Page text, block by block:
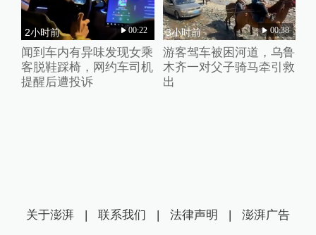
2小时前 00:22
闻到车内有异味发现女乘
客脱鞋踩椅，网约车司机
提醒后遭投诉
3小时前 00:38
游客驾车被困河道，乌鲁
木齐一对父子骑马牵引救
出
关于澎湃 | 联系我们 | 法律声明 | 澎湃广告